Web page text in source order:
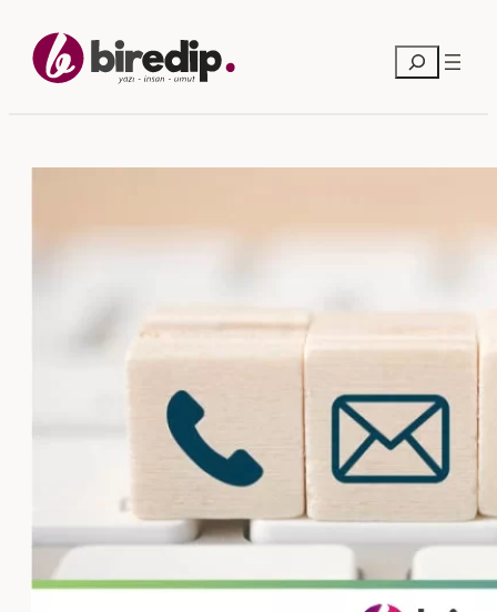
geç
Ara